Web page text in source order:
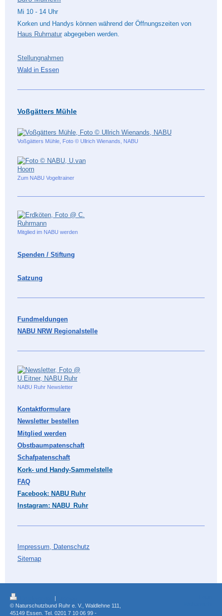
Mi 10 - 14 Uhr
Korken und Handys können während der Öffnungszeiten von
Haus Ruhrnatur abgegeben werden.
Stellungnahmen
Wald in Essen
Voßgätters Mühle
Voßgätters Mühle, Foto © Ullrich Wienands, NABU
Zum NABU Vogeltrainer
Mitglied im NABU werden
Spenden / Stiftung
Satzung
Fundmeldungen
NABU NRW Regionalstelle
NABU Ruhr Newsletter
Kontaktformulare
Newsletter bestellen
Mitglied werden
Obstbaumpatenschaft
Schafpatenschaft
Kork- und Handy-Sammelstelle
FAQ
Facebook: NABU Ruhr
Instagram: NABU_Ruhr
Impressum, Datenschutz
Sitemap
|
© Naturschutzbund Ruhr e. V., Waldlehne 111,
45149 Essen. Tel. 0201 7 10 06 99 -